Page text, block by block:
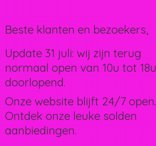
Beste klanten en bezoekers,
Update 31 juli: wij zijn terug
normaal open van 10u tot 18u
doorlopend.
Onze website blijft 24/7 open.
Ontdek onze leuke solden
aanbiedingen.